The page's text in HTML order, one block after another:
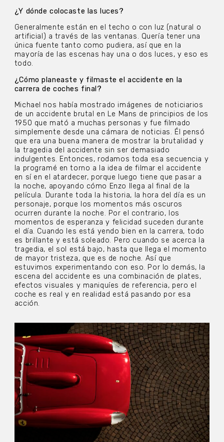
¿Y dónde colocaste las luces?
Generalmente están en el techo o con luz (natural o
artificial) a través de las ventanas. Quería tener una
única fuente tanto como pudiera, así que en la
mayoría de las escenas hay una o dos luces, y eso es
todo.
¿Cómo planeaste y filmaste el accidente en la
carrera de coches final?
Michael nos había mostrado imágenes de noticiarios
de un accidente brutal en Le Mans de principios de los
1950 que mató a muchas personas y fue filmado
simplemente desde una cámara de noticias. Él pensó
que era una buena manera de mostrar la brutalidad y
la tragedia del accidente sin ser demasiado
indulgentes. Entonces, rodamos toda esa secuencia y
la programé en torno a la idea de filmar el accidente
en sí en el atardecer, porque luego tiene que pasar a
la noche, apoyando cómo Enzo llega al final de la
película. Durante toda la historia, la hora del día es un
personaje, porque los momentos más oscuros
ocurren durante la noche. Por el contrario, los
momentos de esperanza y felicidad suceden durante
el día. Cuando les está yendo bien en la carrera, todo
es brillante y está soleado. Pero cuando se acerca la
tragedia, el sol está bajo, hasta que llega el momento
de mayor tristeza, que es de noche. Así que
estuvimos experimentando con eso. Por lo demás, la
escena del accidente es una combinación de plates,
efectos visuales y maniquíes de referencia, pero el
coche es real y en realidad está pasando por esa
acción.